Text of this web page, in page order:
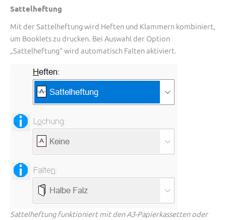
Sattelheftung
Mit der Sattelheftung wird Heften und Klammern kombiniert,
um Booklets zu drucken. Bei Auswahl der Option
„Sattelheftung“ wird automatisch Falten aktiviert.
Sattelheftung funktioniert mit den A3-Papierkassetten oder